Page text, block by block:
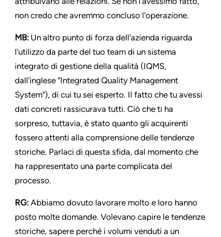
non credo che avremmo concluso l'operazione.
MB: Un altro punto di forza dell'azienda riguarda
l'utilizzo da parte del tuo team di un sistema
integrato di gestione della qualità (IQMS,
dall'inglese "Integrated Quality Management
System"), di cui tu sei esperto. Il fatto che tu avessi
dati concreti rassicurava tutti. Ciò che ti ha
sorpreso, tuttavia, è stato quanto gli acquirenti
fossero attenti alla comprensione delle tendenze
storiche. Parlaci di questa sfida, dal momento che
ha rappresentato una parte complicata del
processo.
RG: Abbiamo dovuto lavorare molto e loro hanno
posto molte domande. Volevano capire le tendenze
storiche, sapere perché i volumi venduti a un